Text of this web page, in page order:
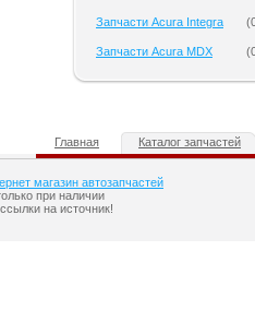
Запчасти Acura Integra (
Запчасти Acura MDX (
Главная Каталог запчастей
магазин автозапчастей
при наличии
на источник!